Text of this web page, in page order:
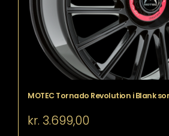
MOTEC Tornado Revolution i Blank
kr. 3.699,00